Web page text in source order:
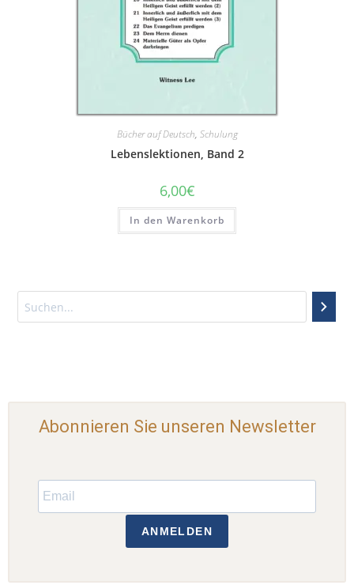
Bücher auf Deutsch, Schulung
Lebenslektionen, Band 2
6,00€
In den Warenkorb
Abonnieren Sie unseren Newsletter
ANMELDEN